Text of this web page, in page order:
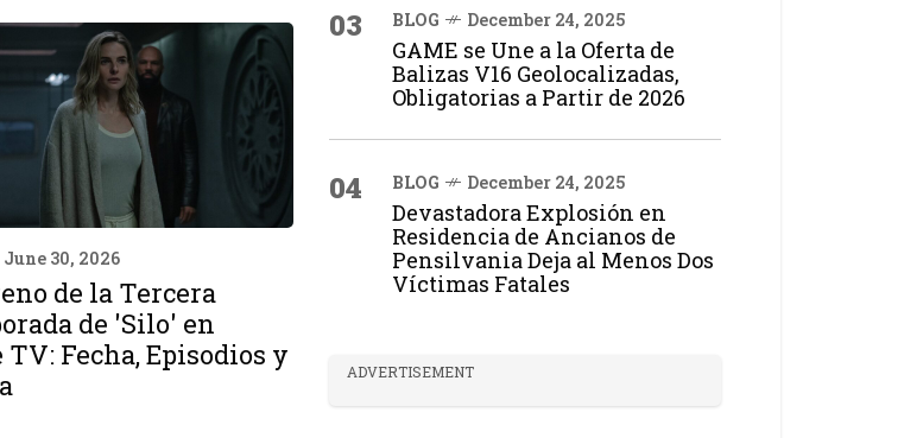
June 30, 2026
de la Tercera
de 'Silo' en
Fecha, Episodios y
03 BLOG December 24, 2025
GAME se Une a la Oferta de
Balizas V16 Geolocalizadas,
Obligatorias a Partir de 2026
04 BLOG December 24, 2025
Devastadora Explosión en
Residencia de Ancianos de
Pensilvania Deja al Menos Dos
Víctimas Fatales
ADVERTISEMENT